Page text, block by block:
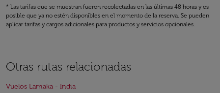
* Las tarifas que se muestran fueron recolectadas en las últimas 48 horas y es
posible que ya no estén disponibles en el momento de la reserva. Se pueden
aplicar tarifas y cargos adicionales para productos y servicios opcionales.
Otras rutas relacionadas
Vuelos Larnaka - India